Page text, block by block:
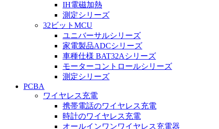
IH電磁加熱
測定シリーズ
32ビットMCU
ユニバーサルシリーズ
家電製品ADCシリーズ
車種仕様 BAT32Aシリーズ
モーターコントロールシリーズ
測定シリーズ
PCBA
ワイヤレス充電
携帯電話のワイヤレス充電
時計のワイヤレス充電
オールインワンワイヤレス充電器